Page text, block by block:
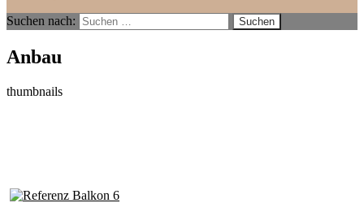
Suchen nach:
Anbau
thumbnails